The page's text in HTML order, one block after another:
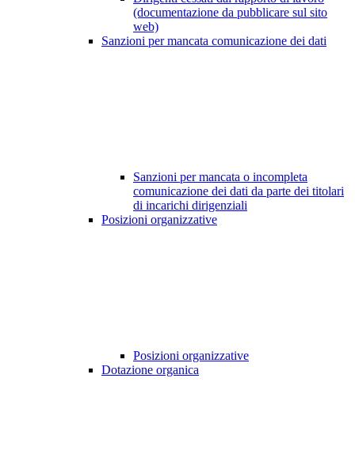
(documentazione da pubblicare sul sito
web)
Sanzioni per mancata comunicazione dei dati
Sanzioni per mancata o incompleta
comunicazione dei dati da parte dei titolari
di incarichi dirigenziali
Posizioni organizzative
Posizioni organizzative
Dotazione organica